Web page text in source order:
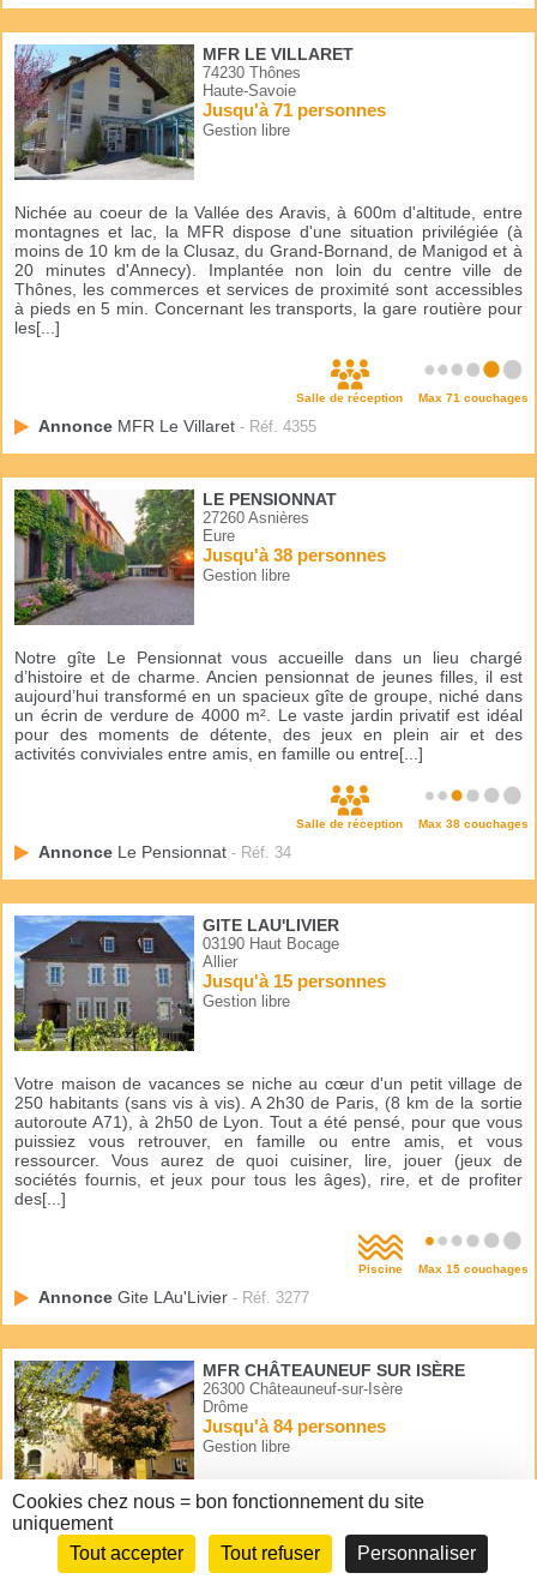
MFR LE VILLARET
74230 Thônes
Haute-Savoie
Jusqu'à 71 personnes
Gestion libre
Nichée au coeur de la Vallée des Aravis, à 600m d'altitude, entre
montagnes et lac, la MFR dispose d'une situation privilégiée (à
moins de 10 km de la Clusaz, du Grand-Bornand, de Manigod et à
20 minutes d'Annecy). Implantée non loin du centre ville de
Thônes, les commerces et services de proximité sont accessibles
à pieds en 5 min. Concernant les transports, la gare routière pour
les[...]
Salle de réception Max 71 couchages
Annonce MFR Le Villaret - Réf. 4355
LE PENSIONNAT
27260 Asnières
Eure
Jusqu'à 38 personnes
Gestion libre
Notre gîte Le Pensionnat vous accueille dans un lieu chargé
d’histoire et de charme. Ancien pensionnat de jeunes filles, il est
aujourd’hui transformé en un spacieux gîte de groupe, niché dans
un écrin de verdure de 4000 m². Le vaste jardin privatif est idéal
pour des moments de détente, des jeux en plein air et des
activités conviviales entre amis, en famille ou entre[...]
Salle de réception Max 38 couchages
Annonce Le Pensionnat - Réf. 34
GITE LAU'LIVIER
03190 Haut Bocage
Allier
Jusqu'à 15 personnes
Gestion libre
Votre maison de vacances se niche au cœur d'un petit village de
250 habitants (sans vis à vis). A 2h30 de Paris, (8 km de la sortie
autoroute A71), à 2h50 de Lyon. Tout a été pensé, pour que vous
puissiez vous retrouver, en famille ou entre amis, et vous
ressourcer. Vous aurez de quoi cuisiner, lire, jouer (jeux de
sociétés fournis, et jeux pour tous les âges), rire, et de profiter
des[...]
Piscine Max 15 couchages
Annonce Gite LAu'Livier - Réf. 3277
MFR CHÂTEAUNEUF SUR ISÈRE
26300 Châteauneuf-sur-Isère
Drôme
Jusqu'à 84 personnes
Gestion libre
La Maison Familiale Rurale vous accueille dans la Drôme, à
Châteauneuf sur Isère, en gestion libre durant les week-ends et
les vacances scolaires. Possibilité de louer des salles de travail (de
Cookies chez nous = bon fonctionnement du site
uniquement
Tout accepter
Tout refuser Personnaliser